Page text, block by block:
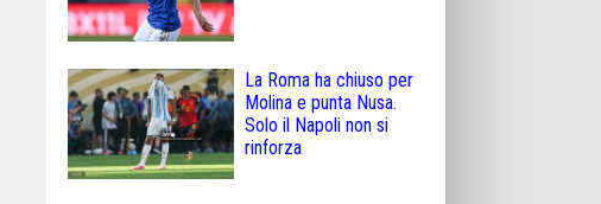
La Roma ha chiuso per
Molina e punta Nusa.
Solo il Napoli non si
rinforza